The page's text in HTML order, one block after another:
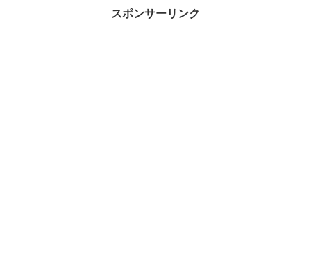
スポンサーリンク